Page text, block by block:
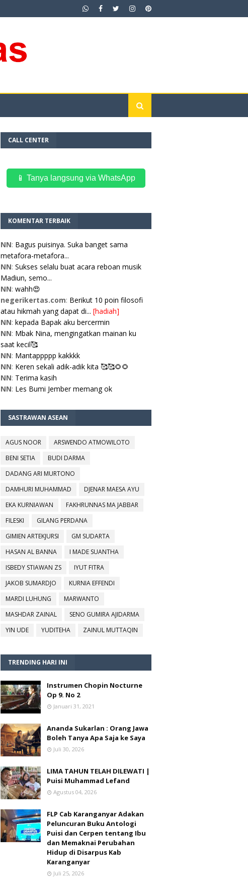
CALL CENTER
📱 Tanya langsung via WhatsApp
KOMENTAR TERBAIK
NN: Bagus puisinya. Suka banget sama
metafora-metafora...
NN: Sukses selalu buat acara reboan musik
Madiun, semo...
NN: wahh😍
negerikertas.com: Berikut 10 poin filosofi
atau hikmah yang dapat di... [hadiah]
NN: kepada Bapak aku bercermin
NN: Mbak Nina, mengingatkan mainan ku
saat kecil🥰
NN: Mantappppp kakkkk
NN: Keren sekali adik-adik kita 🥰🥰🌻🌻
NN: Terima kasih
NN: Les Bumi Jember memang ok
SASTRAWAN ASEAN
AGUS NOOR
ARSWENDO ATMOWILOTO
BENI SETIA
BUDI DARMA
DADANG ARI MURTONO
DAMHURI MUHAMMAD
DJENAR MAESA AYU
EKA KURNIAWAN
FAKHRUNNAS MA JABBAR
FILESKI
GILANG PERDANA
GIMIEN ARTEKJURSI
GM SUDARTA
HASAN AL BANNA
I MADE SUANTHA
ISBEDY STIAWAN ZS
IYUT FITRA
JAKOB SUMARDJO
KURNIA EFFENDI
MARDI LUHUNG
MARWANTO
MASHDAR ZAINAL
SENO GUMIRA AJIDARMA
YIN UDE
YUDITEHA ZAINUL MUTTAQIN
TRENDING HARI INI
Instrumen Chopin Nocturne
Op 9. No 2
Januari 31, 2021
Ananda Sukarlan : Orang Jawa
Boleh Tanya Apa Saja ke Saya
Juli 30, 2026
LIMA TAHUN TELAH DILEWATI |
Puisi Muhammad Lefand
Agustus 04, 2026
FLP Cab Karanganyar Adakan
Peluncuran Buku Antologi
Puisi dan Cerpen tentang Ibu
dan Memaknai Perubahan
Hidup di Disarpus Kab
Karanganyar
Juli 25, 2026